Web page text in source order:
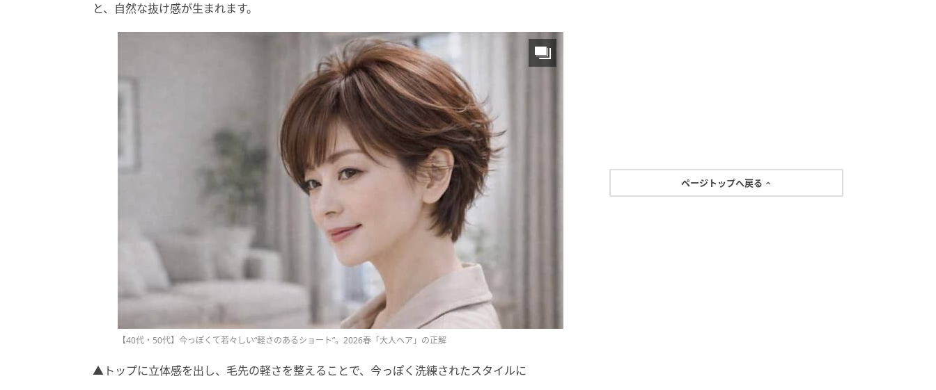
と、自然な抜け感が生まれます。
【40代・50代】今っぽくて若々しい“軽さのあるショート”。2026春「大人ヘア」の正解
▲トップに立体感を出し、毛先の軽さを整えることで、今っぽく洗練されたスタイルに
ページトップへ戻る